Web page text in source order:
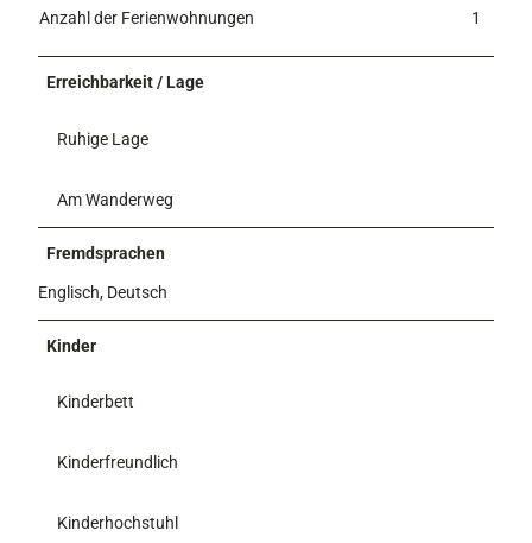
Anzahl der Ferienwohnungen
1
Erreichbarkeit / Lage
Ruhige Lage
Am Wanderweg
Fremdsprachen
Englisch, Deutsch
Kinder
Kinderbett
Kinderfreundlich
Kinderhochstuhl